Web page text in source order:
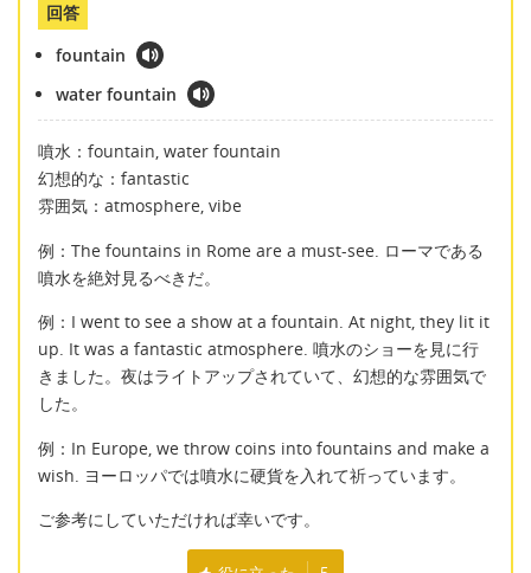
回答
fountain
water fountain
噴水：fountain, water fountain
幻想的な：fantastic
雰囲気：atmosphere, vibe
例：The fountains in Rome are a must-see. ローマである
噴水を絶対見るべきだ。
例：I went to see a show at a fountain. At night, they lit it
up. It was a fantastic atmosphere. 噴水のショーを見に行
きました。夜はライトアップされていて、幻想的な雰囲気で
した。
例：In Europe, we throw coins into fountains and make a
wish. ヨーロッパでは噴水に硬貨を入れて祈っています。
ご参考にしていただければ幸いです。